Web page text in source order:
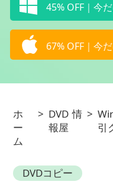
45% OFF｜今
67% OFF｜今
ホ
ー
ム
> DVD情
報屋
>
引
DVDコピー